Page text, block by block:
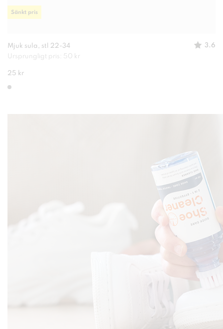
Mjuk sula, stl 22-34
3.6
Ursprungligt pris: 50 kr
25 kr
Sänkt pris